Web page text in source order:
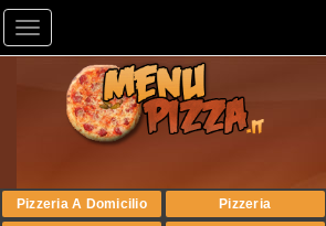
Toggle navigation
Pizzeria A Domicilio Pizzeria